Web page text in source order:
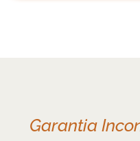
Garantia